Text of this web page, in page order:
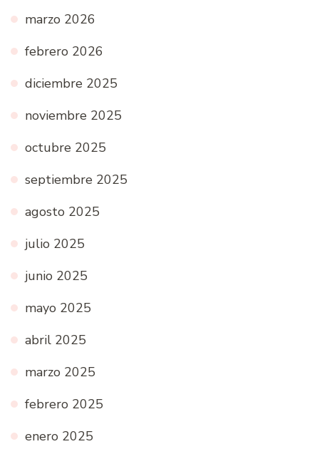
marzo 2026
febrero 2026
diciembre 2025
noviembre 2025
octubre 2025
septiembre 2025
agosto 2025
julio 2025
junio 2025
mayo 2025
abril 2025
marzo 2025
febrero 2025
enero 2025